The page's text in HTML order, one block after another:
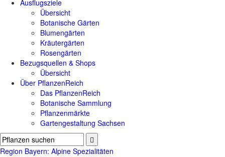
Ausflugsziele
Übersicht
Botanische Gärten
Blumengärten
Kräutergärten
Rosengärten
Bezugsquellen & Shops
Übersicht
Über PflanzenReich
Das PflanzenReich
Botanische Sammlung
Pflanzenmärkte
Gartengestaltung Sachsen
Region Bayern: Alpine Spezialitäten